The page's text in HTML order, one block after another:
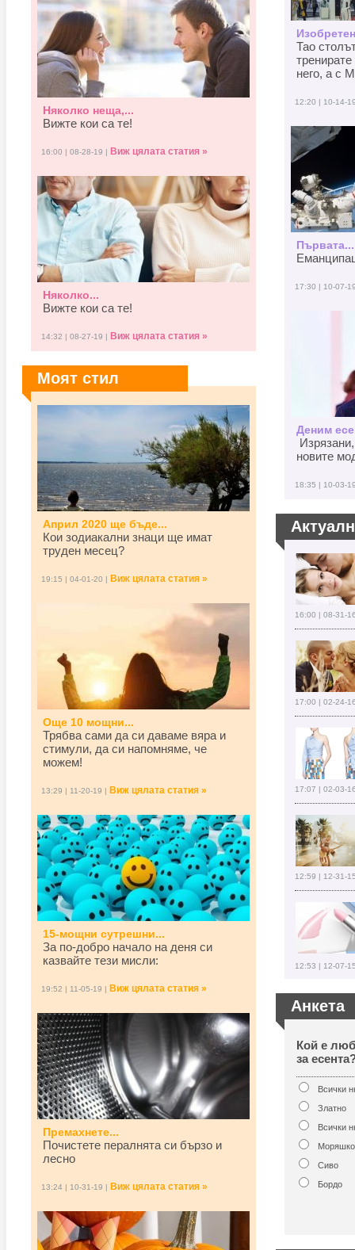
Няколко неща,...
Вижте кои са те!
16:00 | 08-28-19 | Виж цялата статия »
Няколко...
Вижте кои са те!
14:32 | 08-27-19 | Виж цялата статия »
Моят стил
Април 2020 ще бъде...
Кои зодиакални знаци ще имат
труден месец?
19:15 | 04-01-20 | Виж цялата статия »
Още 10 мощни...
Трябва сами да си даваме вяра и
стимули, да си напомняме, че
можем!
13:29 | 11-20-19 | Виж цялата статия »
15-мощни сутрешни...
За по-добро начало на деня си
казвайте тези мисли:
19:52 | 11-05-19 | Виж цялата статия »
Премахнете...
Почистете пералнята си бързо и
лесно
13:24 | 10-31-19 | Виж цялата статия »
Тао
него, а с
12:20 | 10-14-
Първата...
17:30 | 10-07-
Деним
новите
18:35 | 10-03-
16:00 | 08-31-
17:00 | 02-24-
17:07 | 02-03-
12:59 | 12-31-
12:53 | 12-07-
Анкета
Кой е
за
Всички
Златно
Всички
Сиво
Бордо